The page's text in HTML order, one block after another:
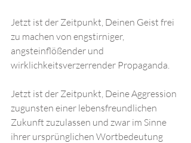
Jetzt ist der Zeitpunkt, Deinen Geist frei
zu machen von engstirniger,
angsteinflößender und
wirklichkeitsverzerrender Propaganda.
Jetzt ist der Zeitpunkt, Deine Aggression
zugunsten einer lebensfreundlichen
Zukunft zuzulassen und zwar im Sinne
ihrer ursprünglichen Wortbedeutung